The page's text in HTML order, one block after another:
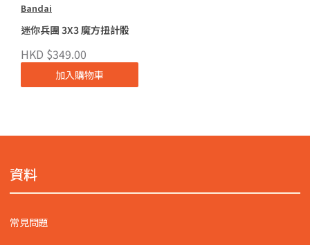
Bandai
迷你兵團 3X3 魔方扭計骰
HKD $349.00
加入購物車
資料
常見問題